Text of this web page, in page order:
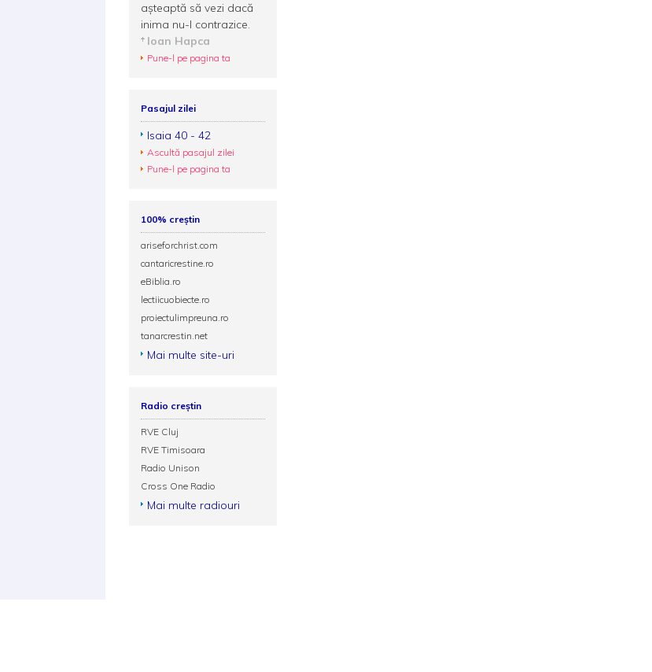
așteaptă să vezi dacă
inima nu-l contrazice.
Ioan Hapca
Pune-l pe pagina ta
Pasajul zilei
Isaia 40 - 42
Ascultă pasajul zilei
Pune-l pe pagina ta
100% creștin
ariseforchrist.com
cantaricrestine.ro
eBiblia.ro
lectiicuobiecte.ro
proiectulimpreuna.ro
tanarcrestin.net
Mai multe site-uri
Radio creștin
RVE Cluj
RVE Timisoara
Radio Unison
Cross One Radio
Mai multe radiouri